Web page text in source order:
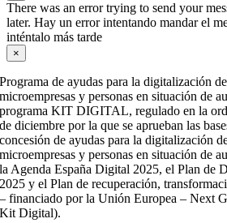
There was an error trying to send your
later. Hay un error intentando mandar el
inténtalo más tarde
×
Programa de ayudas para la digitalización
microempresas y personas en situación de
programa KIT DIGITAL, regulado en la
de diciembre por la que se aprueban las
concesión de ayudas para la digitalización
microempresas y personas en situación de
la Agenda España Digital 2025, el Plan de
2025 y el Plan de recuperación,
– financiado por la Unión Europea – Next
Kit Digital).